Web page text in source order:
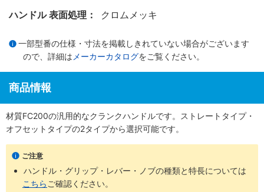
ハンドル 表面処理： クロムメッキ
一部型番の仕様・寸法を掲載しきれていない場合がございます
ので、詳細は メーカーカタログをご覧ください。
商品情報
材質FC200の汎用的なクランクハンドルです。ストレートタイプ・
オフセットタイプの2タイプから選択可能です。
ご注意
ハンドル・グリップ・レバー・ノブの種類と特長については
こちら ご確認ください。